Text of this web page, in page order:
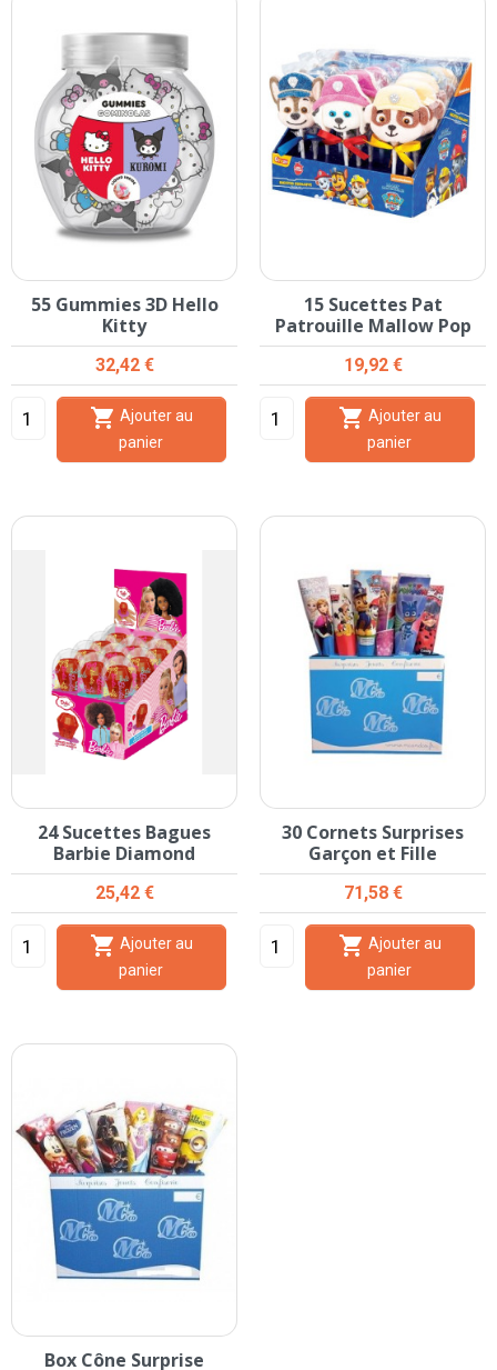
55 Gummies 3D Hello
Kitty
Prix
32,42 €

panier
15 Sucettes Pat
Patrouille Mallow Pop
Prix
19,92 €

panier
24 Sucettes Bagues
Barbie Diamond
Prix
25,42 €

panier
30 Cornets Surprises
Garçon et Fille
Prix
71,58 €

panier
Box Cône Surprise